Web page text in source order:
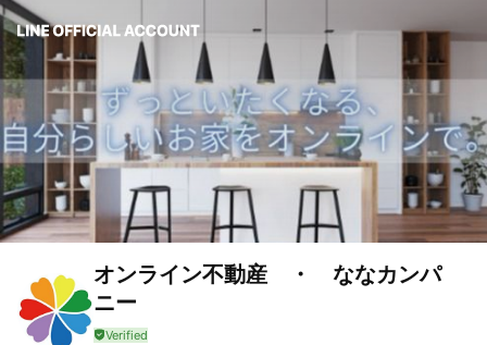
オンライン不動産 ・ ななカンパ
ニー